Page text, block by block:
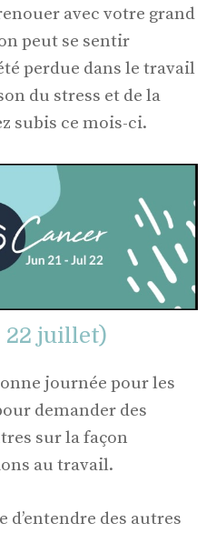
avec votre grand
peut se sentir
perdue dans le travail
du stress et de la
subis ce mois-ci.
22 juillet)
journée pour les
demander des
sur la façon
au travail.
d’entendre des autres